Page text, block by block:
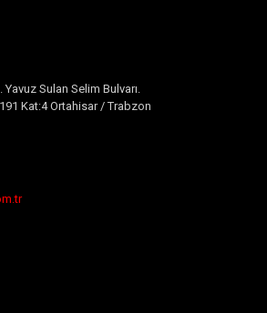
Sulan Selim Bulvarı.
Kat:4 Ortahisar / Trabzon